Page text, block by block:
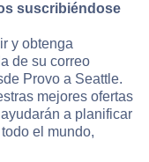
suscribiéndose
y obtenga
de su correo
Provo a Seattle.
mejores ofertas
a planificar
el mundo,